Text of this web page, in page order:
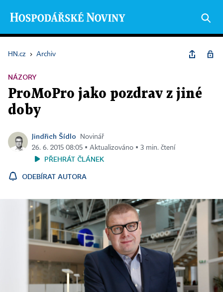
HN.cz › Archiv
NÁZORY
ProMoPro jako pozdrav z jiné
doby
Jindřich Šídlo
Novinář
26. 6. 2015 08:05 ▪ Aktualizováno ▪ 3 min. čtení
PŘEHRÁT ČLÁNEK
ODEBÍRAT AUTORA